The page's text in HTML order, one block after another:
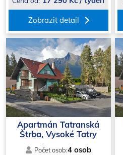
Zobrazit detail
Apartmán Tatranská
Štrba, Vysoké Tatry
Počet osob:4 osob